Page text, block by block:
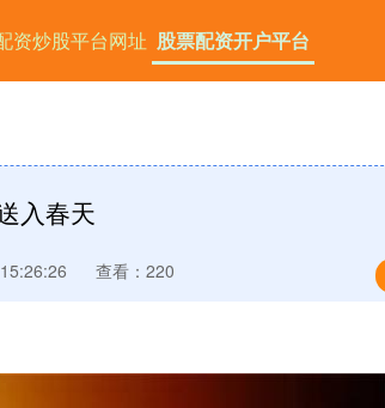
资炒股平台网址 股票配资开户平台
入春天
查看：220